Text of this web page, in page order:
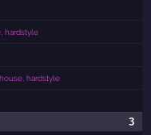
hardstyle
hardstyle
3